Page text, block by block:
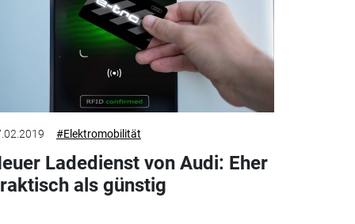
#Elektromobilität
Ladedienst von Audi: Eher
als günstig